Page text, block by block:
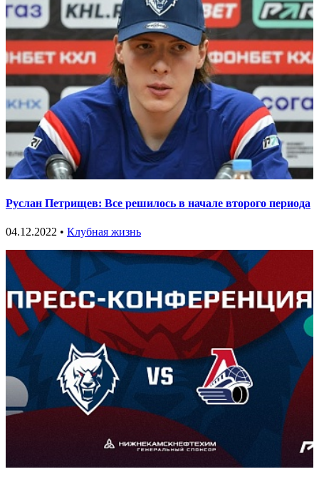
Руслан Петрищев: Все решилось в начале второго периода
04.12.2022 • Клубная жизнь